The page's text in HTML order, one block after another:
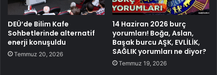
DEÜ’de Bilim Kafe
Sohbetlerinde alternatif
enerji konuşuldu
Temmuz 20, 2026
14 Haziran 2026 burç
yorumları! Boğa, Aslan,
Başak burcu AŞK, EVLİLİK,
SAĞLIK yorumları ne diyor?
Temmuz 19, 2026